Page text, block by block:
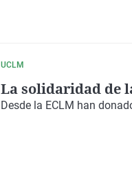
UCLM
La solidaridad de
Desde la ECLM han